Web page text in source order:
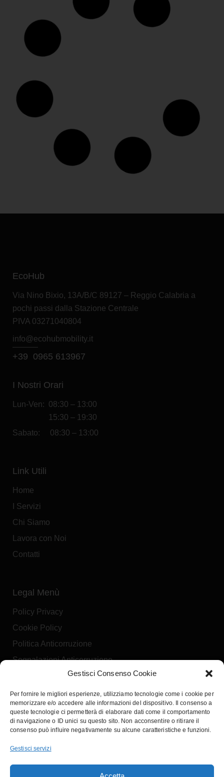
Gestisci Consenso Cookie
Per fornire le migliori esperienze, utilizziamo tecnologie come i cookie per
memorizzare e/o accedere alle informazioni del dispositivo. Il consenso a
queste tecnologie ci permetterà di elaborare dati come il comportamento
di navigazione o ID unici su questo sito. Non acconsentire o ritirare il
consenso può influire negativamente su alcune caratteristiche e funzioni.
Gestisci servizi
EcoHub
Via Nino Bixio, 13A/B/C 89127 – Reggio Calabria a
pochi passi dalla Stazione Centrale
PIVA 03271040804
info@ecohubmobility.it
+39 0965 613967
I Nostri Orari
Lun-Ven: 08:30 – 13:00
15:30 – 19:30
Sabato: 08:30 – 13:00
Link Utili
Home
I Servizi
Chi Siamo
Lavora con Noi
Contatti
Legal Menù
Policy Privacy
Cookie Policy
Politica Anticorruzione
Segnalazioni Anticorruzione
Seguici